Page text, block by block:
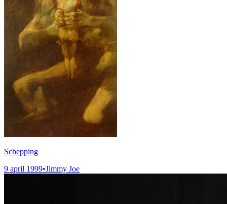
Schepping
9 april 1999•Jimmy Joe